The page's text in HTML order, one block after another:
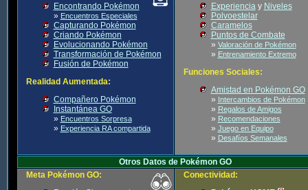
Encontrando Pokémon
» Encuentros Especiales
Capturando Pokémon
Criando Pokémon
Evolucionando Pokémon
Transformación de Pokémon
Fusión de Pokémon
Realidad Aumentada:
Compañero Pokémon
Instantánea GO
» Encuentros Sorpresa
» Experiencia RA compartida
Experienciay Niveles
Polvoestelar
Caramelos
Puntos de Combate
» Valoración de Pokémon
» Entrenamiento Extremo
Funciones Sociales:
Amistad en Pokémon GO
» Intercambios de Pokémon
» Regalos de Amigos
» Recomendaciones
» Juego en Equipo
» Desafíos Semanales
Otros Datos de Pokémon GO
Meta Pokémon GO:
Conectividad: